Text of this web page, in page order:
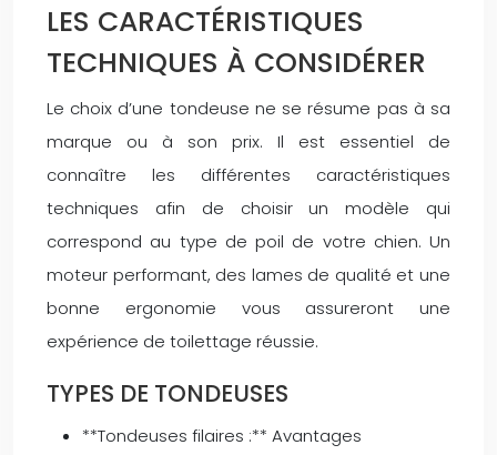
LES CARACTÉRISTIQUES
TECHNIQUES À CONSIDÉRER
Le choix d’une tondeuse ne se résume pas à sa
marque ou à son prix. Il est essentiel de
connaître les différentes caractéristiques
techniques afin de choisir un modèle qui
correspond au type de poil de votre chien. Un
moteur performant, des lames de qualité et une
bonne ergonomie vous assureront une
expérience de toilettage réussie.
TYPES DE TONDEUSES
**Tondeuses filaires :** Avantages